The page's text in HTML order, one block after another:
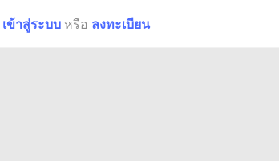
เข้าสู่ระบบ หรือ ลงทะเบียน